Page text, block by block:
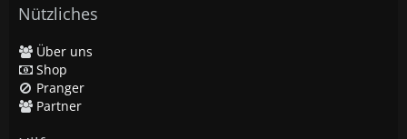
Nützliches
Über uns
Shop
Pranger
Partner